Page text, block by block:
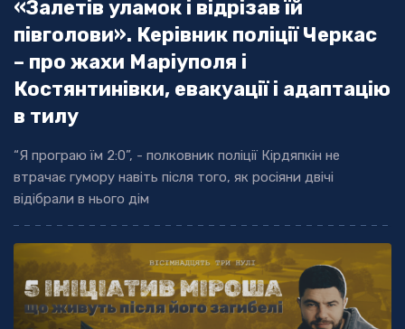
«Залетів уламок і відрізав їй
півголови». Керівник поліції Черкас
– про жахи Маріуполя і
Костянтинівки, евакуації і адаптацію
в тилу
“Я програю їм 2:0”, - полковник поліції Кірдяпкін не
втрачає гумору навіть після того, як росіяни двічі
відібрали в нього дім